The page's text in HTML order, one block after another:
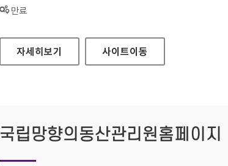
상태 :
만료
한국투자공사 홈페이지
자세히보기 사이트이동
국립망향의동산관리원홈페이지